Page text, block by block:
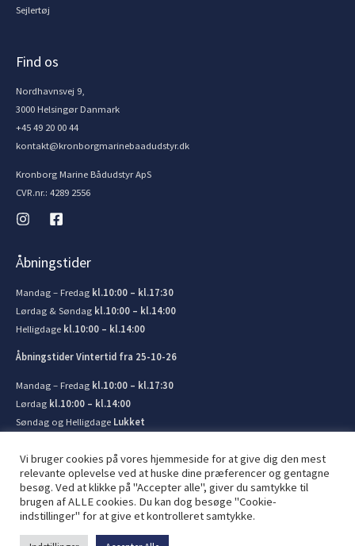
Sejlertøj
Find os
Nordhavnsvej 9,
3000 Helsingør Danmark
+45 49 20 00 44
kontakt@kronborgmarinebaadudstyr.dk
Kronborg Marine Bådudstyr ApS
CVR.nr.: 4289 2556
Åbningstider
Mandag – Fredag kl.10:00 – kl.17:30
Lørdag & Søndag kl.10:00 – kl.14:00
Helligdage kl.10:00 – kl.14:00
Åbningstider Vintertid fra 25-10-26
Mandag – Fredag kl.10:00 – kl.17:30
Lørdag kl.10:00 – kl.14:00
Søndag og Helligdage Lukket
© 2026 Kronborg Marine og Bådudstyr. Lavet af JIT ApS
Vi bruger cookies på vores hjemmeside for at give dig den mest
relevante oplevelse ved at huske dine præferencer og gentagne
besøg. Ved at klikke på "Accepter alle", giver du samtykke til
brugen af ​​ALLE cookies. Du kan dog besøge "Cookie-
indstillinger" for at give et kontrolleret samtykke.